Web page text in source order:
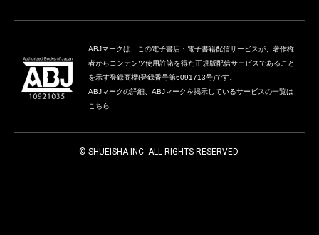
ABJマークは、この電子書店・電子書籍配信サービスが、著作権
者からコンテンツ使用許諾を得た正規版配信サービスであること
を示す登録商標(登録番号第6091713号)です。
ABJマークの詳細、ABJマークを掲示しているサービスの一覧は
こちら
© SHUEISHA INC. ALL RIGHTS RESERVED.